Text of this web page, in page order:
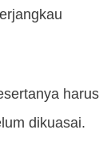
harus
dikuasai.